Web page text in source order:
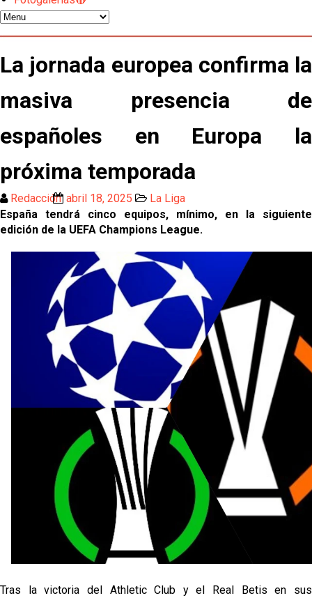
El Sevilla C se queda en Tercera Federación
Atlético y Getafe agitan el mercado de LaLiga
Luis García Plaza: No sufrir ya es un paso adelante
El Sevilla FC plantea ampliar hasta cinco fichajes
Djibril Sow pone rumbo a Italia para firmar su nuevo
contrato con el Genoa
Kochorashvili, seria opción para reforzar el centro
Sow muy cerca de cerrar su traspaso al Genoa
Oso es el siguiente en la lista para salir
Banquillos confirmados: así queda la cantera del
Sevilla Femenino para la 2026/27
Celta y Rayo agitan el mercado de La Liga
Previa | El Sevilla FC cierra la pretemporada con el
exigente choque ante el Bayer Leverkusen
La jornada europea confirma la
masiva presencia de
españoles en Europa la
próxima temporada
Redacción abril 18, 2025
La Liga
España tendrá cinco equipos, mínimo, en la siguiente
edición de la UEFA Champions League.
Tras la victoria del Athletic Club y el Real Betis en sus